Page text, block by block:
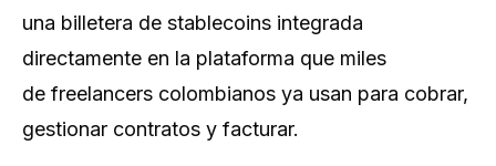
una billetera de stablecoins integrada
directamente en la plataforma que miles
de freelancers colombianos ya usan para cobrar,
gestionar contratos y facturar.